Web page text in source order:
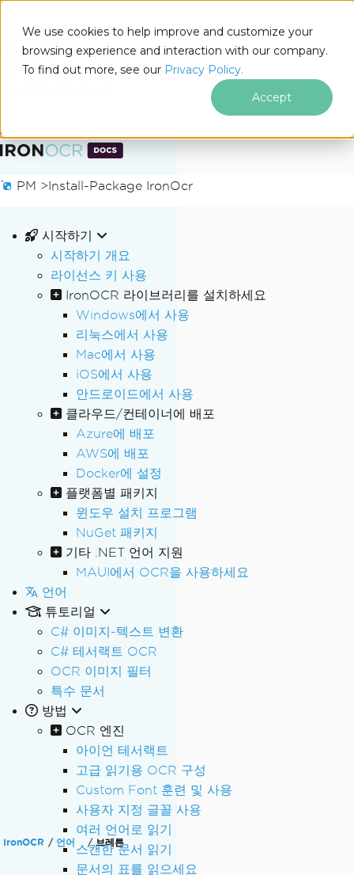
We use cookies to help improve and customize your
browsing experience and interaction with our company.
To find out more, see our Privacy Policy.
Accept
푸터 콘텐츠로 바로가기
Docs
PM >Install-Package IronOcr
시작하기
시작하기 개요
라이선스 키 사용
IronOCR 라이브러리를 설치하세요
Windows에서 사용
리눅스에서 사용
Mac에서 사용
iOS에서 사용
안드로이드에서 사용
클라우드/컨테이너에 배포
Azure에 배포
AWS에 배포
Docker에 설정
플랫폼별 패키지
윈도우 설치 프로그램
NuGet 패키지
기타 .NET 언어 지원
MAUI에서 OCR을 사용하세요
언어
튜토리얼
C# 이미지-텍스트 변환
C# 테서랙트 OCR
OCR 이미지 필터
특수 문서
방법
OCR 엔진
아이언 테서랙트
고급 읽기용 OCR 구성
Custom Font 훈련 및 사용
사용자 지정 글꼴 사용
여러 언어로 읽기
스캔한 문서 읽기
문서의 표를 읽으세요
IronOCR 언어 브레튼